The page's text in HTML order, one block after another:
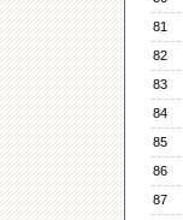
81
82
83
84
85
86
87